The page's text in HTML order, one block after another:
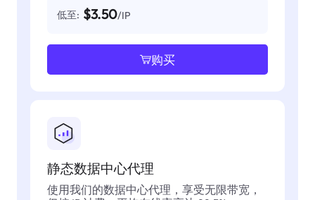
低至: $3.50/IP
购买
静态数据中心代理
使用我们的数据中心代理，享受无限带宽，